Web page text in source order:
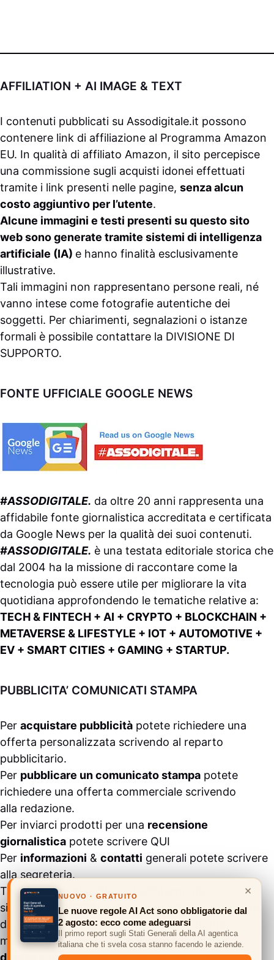
AFFILIATION + AI IMAGE & TEXT
I contenuti pubblicati su Assodigitale.it possono
contenere link di affiliazione al Programma Amazon
EU. In qualità di affiliato Amazon, il sito percepisce
una commissione sugli acquisti idonei effettuati
tramite i link presenti nelle pagine, senza alcun
costo aggiuntivo per l’utente.
Alcune immagini e testi presenti su questo sito
web sono generate tramite sistemi di intelligenza
artificiale (IA) e hanno finalità esclusivamente
illustrative.
Tali immagini non rappresentano persone reali, né
vanno intese come fotografie autentiche dei
soggetti. Per chiarimenti, segnalazioni o istanze
formali è possibile contattare la DIVISIONE DI
SUPPORTO.
FONTE UFFICIALE GOOGLE NEWS
#ASSODIGITALE. da oltre 20 anni rappresenta una
affidabile fonte giornalistica accreditata e certificata
da Google News per la qualità dei suoi contenuti.
#ASSODIGITALE. è una testata editoriale storica che
dal 2004 ha la missione di raccontare come la
tecnologia può essere utile per migliorare la vita
quotidiana approfondendo le tematiche relative a:
TECH & FINTECH + AI + CRYPTO + BLOCKCHAIN +
METAVERSE & LIFESTYLE + IOT + AUTOMOTIVE +
EV + SMART CITIES + GAMING + STARTUP.
PUBBLICITA’ COMUNICATI STAMPA
Per acquistare pubblicità potete richiedere una
offerta personalizzata scrivendo al reparto
pubblicitario.
Per pubblicare un comunicato stampa potete
richiedere una offerta commerciale scrivendo
alla redazione.
Per inviarci prodotti per una recensione
giornalistica potete scrivere QUI
Per informazioni & contatti generali potete scrivere
allasegreteria.
Tutti i contenuti pubblicati all’interno del
sito #ASSODIGITALE.“Copyright 2024” non sono
duplicabili e/o riproducibili in nessuna forma,
ma possono essere citati inserendo un link
diretto
e previa comunicazione viamail.
×
NUOVO · GRATUITO
Le nuove regole AI Act sono obbligatorie dal
2 agosto: ecco come adeguarsi
Il primo report sugli Stati Generali della AI agentica
italiana che ti svela cosa stanno facendo le aziende.